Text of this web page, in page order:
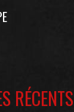
RÉCENTS